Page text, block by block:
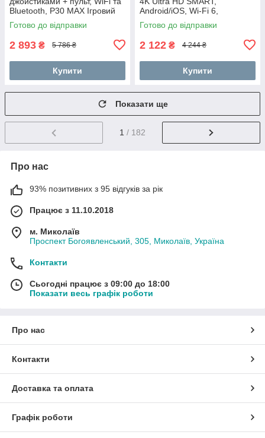
Bluetooth, Р30 МАХ Ігровий
проектор для дому приставка
UX-20
Готово до відправки
2 893 ₴ 5 786 ₴
Купити
Android/iOS, Wi-Fi 6,
Bluetooth, HDMI, домашній
кінотеатр JU-56
Готово до відправки
2 122 ₴ 4 244 ₴
Купити
Показати ще
1 / 182
Про нас
93% позитивних з 95 відгуків за рік
Працює з 11.10.2018
м. Миколаїв
Проспект Богоявленський, 305, Миколаїв, Україна
Контакти
Сьогодні працює з 09:00 до 18:00
Показати весь графік роботи
Про нас
Контакти
Доставка та оплата
Графік роботи